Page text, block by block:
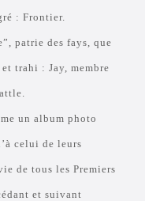
: Frontier.
patrie des fays, que
trahi : Jay, membre
un album photo
celui de leurs
de tous les Premiers
et suivant